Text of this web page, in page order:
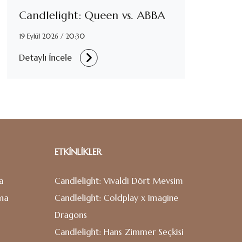
Candlelight: Queen vs. ABBA
19 Eylül 2026 / 20:30
Detaylı İncele
ETKİNLİKLER
Candlelight: Vivaldi Dört Mevsim
Candlelight: Coldplay x Imagine
Dragons
Candlelight: Hans Zimmer Seçkisi